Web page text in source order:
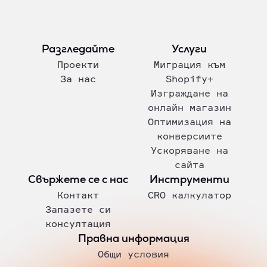
Разгледайте
Проекти
За нас
Услуги
Миграция към
Shopify+
Изграждане на
онлайн магазин
Оптимизация на
конверсиите
Ускоряване на
сайта
Свържете се с нас
Контакт
Запазете си
консултация
Инструменти
CRO калкулатор
Правна информация
Общи условия